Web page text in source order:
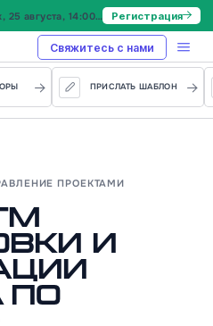
Ближайший демо-день — вторник, 25 августа, 14:00 МСК Регистрация
Свяжитесь с нами
ПРИСЛАТЬ ШАБЛОН
ПРОЕКТАМИ
и
по